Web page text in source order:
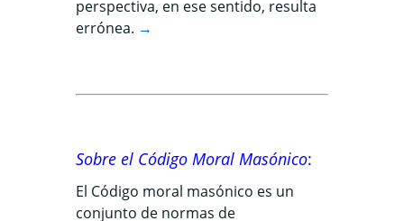
perspectiva, en ese sentido, resulta
errónea. →
Sobre el Código Moral Masónico:
El Código moral masónico es un
conjunto de normas de